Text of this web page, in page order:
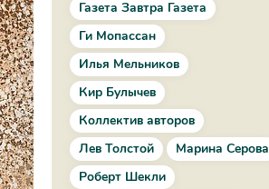
Газета Завтра Газета
Ги Мопассан
Илья Мельников
Кир Булычев
Коллектив авторов
Лев Толстой
Марина Серова
Роберт Шекли